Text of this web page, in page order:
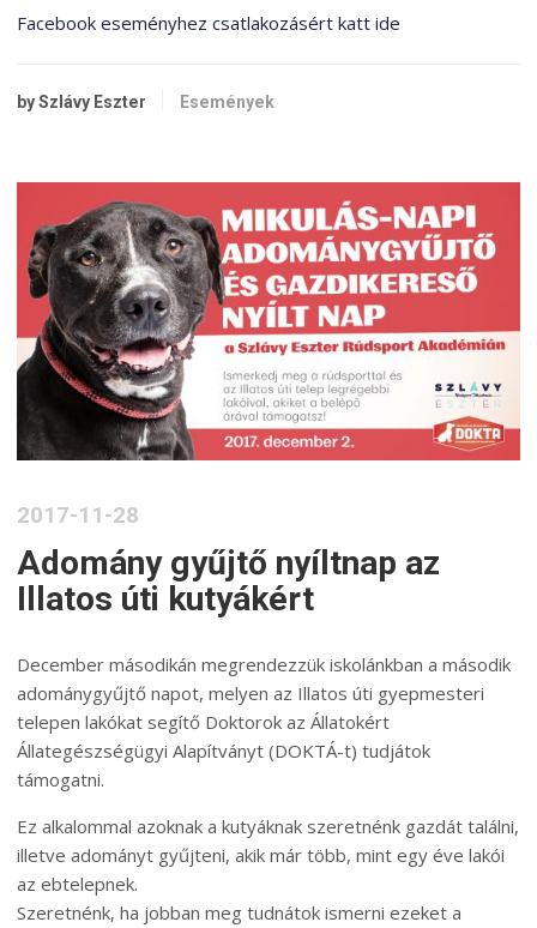
Facebook eseményhez csatlakozásért katt ide
by Szlávy Eszter Események
2017-11-28
Adomány gyűjtő nyíltnap az
Illatos úti kutyákért
December másodikán megrendezzük iskolánkban a második
adománygyűjtő napot, melyen az Illatos úti gyepmesteri
telepen lakókat segítő Doktorok az Állatokért
Állategészségügyi Alapítványt (DOKTÁ-t) tudjátok
támogatni.
Ez alkalommal azoknak a kutyáknak szeretnénk gazdát találni,
illetve adományt gyűjteni, akik már több, mint egy éve lakói
az ebtelepnek.
Szeretnénk, ha jobban meg tudnátok ismerni ezeket a